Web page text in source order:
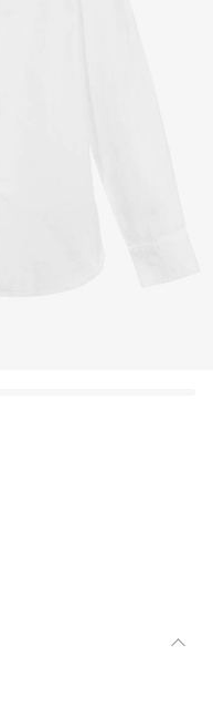
подростков